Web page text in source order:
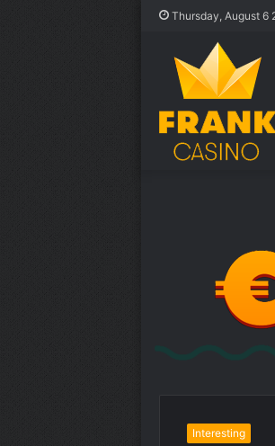
Thursday, August 6
Interesting